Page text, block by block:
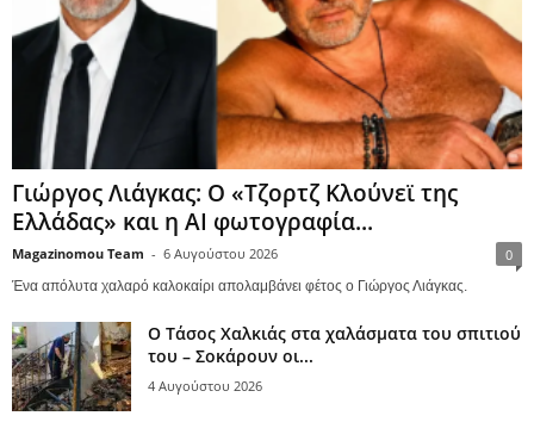
Γιώργος Λιάγκας: Ο «Τζορτζ Κλούνεϊ της
Ελλάδας» και η AI φωτογραφία...
Magazinomou Team - 6 Αυγούστου 2026 0
Ένα απόλυτα χαλαρό καλοκαίρι απολαμβάνει φέτος ο Γιώργος Λιάγκας.
Ο Τάσος Χαλκιάς στα χαλάσματα του σπιτιού
του – Σοκάρουν οι...
4 Αυγούστου 2026